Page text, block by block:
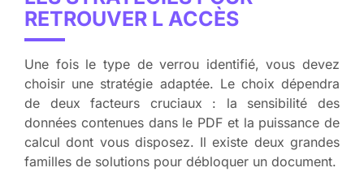
RETROUVER L ACCÈS
Une fois le type de verrou identifié, vous devez
choisir une stratégie adaptée. Le choix dépendra
de deux facteurs cruciaux : la sensibilité des
données contenues dans le PDF et la puissance de
calcul dont vous disposez. Il existe deux grandes
familles de solutions pour débloquer un document.